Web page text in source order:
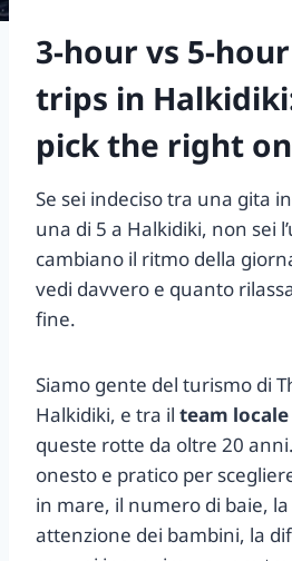
3-hour vs 5-
trips in
pick the right
Se sei indeciso tra una gita
una di 5 a Halkidiki, non sei
cambiano il ritmo della
vedi davvero e quanto
fine.
Siamo gente del turismo di
Halkidiki, e tra il team locale
queste rotte da oltre 20
onesto e pratico per
in mare, il numero di baie, la
attenzione dei bambini, la